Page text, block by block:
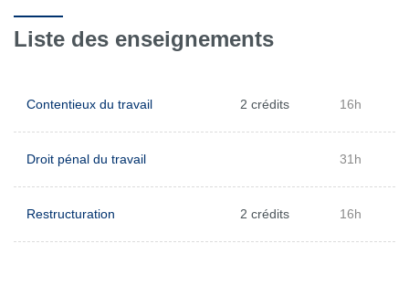
Liste des enseignements
Contentieux du travail 2 crédits 16h
Droit pénal du travail 31h
Restructuration 2 crédits 16h